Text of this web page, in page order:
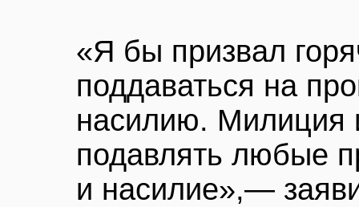
«Я бы призвал
поддаваться на
насилию. Милиция
подавлять любые
и насилие»,—